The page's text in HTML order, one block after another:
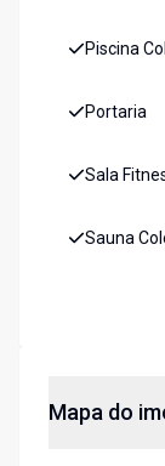
Piscina
Portaria
Sala
Sauna
Mapa do